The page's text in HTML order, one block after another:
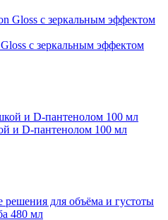
с зеркальным эффектом
и D-пантенолом 100 мл